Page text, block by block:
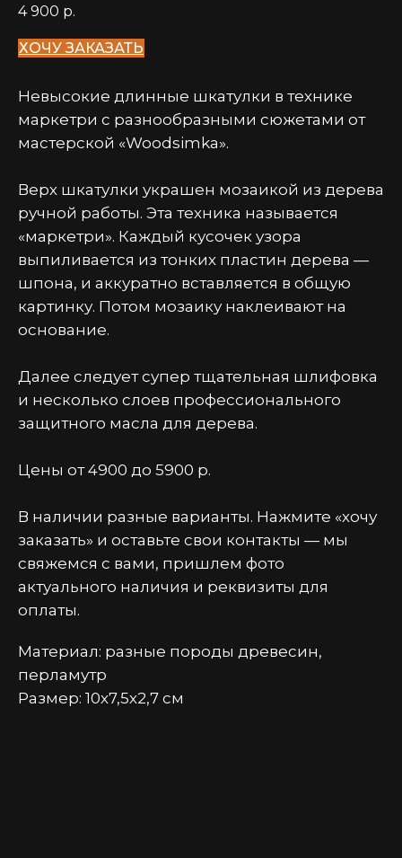
4 900 р.
ХОЧУ ЗАКАЗАТЬ
Невысокие длинные шкатулки в технике
маркетри с разнообразными сюжетами от
мастерской «Woodsimka».
Верх шкатулки украшен мозаикой из дерева
ручной работы. Эта техника называется
«маркетри». Каждый кусочек узора
выпиливается из тонких пластин дерева —
шпона, и аккуратно вставляется в общую
картинку. Потом мозаику наклеивают на
основание.
Далее следует супер тщательная шлифовка
и несколько слоев профессионального
защитного масла для дерева.
Цены от 4900 до 5900 р.
В наличии разные варианты. Нажмите «хочу
заказать» и оставьте свои контакты — мы
свяжемся с вами, пришлем фото
актуального наличия и реквизиты для
оплаты.
Материал: разные породы древесин,
перламутр
Размер: 10х7,5х2,7 см